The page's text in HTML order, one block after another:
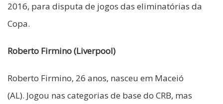
2016, para disputa de jogos das eliminatórias da
Copa.
Roberto Firmino (Liverpool)
Roberto Firmino, 26 anos, nasceu em Maceió
(AL). Jogou nas categorias de base do CRB, mas